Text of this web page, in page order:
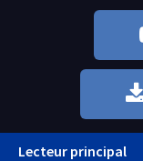
Lecteur principal